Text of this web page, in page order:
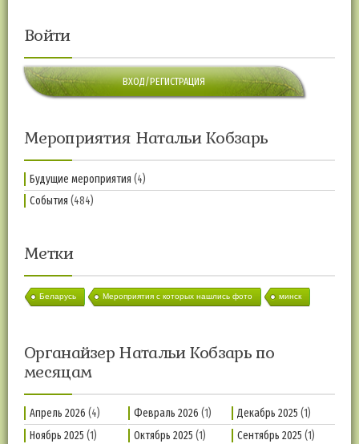
Войти
ВХОД/РЕГИСТРАЦИЯ
Мероприятия Натальи Кобзарь
Будущие мероприятия (4)
События (484)
Метки
Беларусь Мероприятия с которых нашлись фото минск
Органайзер Натальи Кобзарь по
месяцам
Апрель 2026 (4) Февраль 2026 (1) Декабрь 2025 (1)
Ноябрь 2025 (1) Октябрь 2025 (1) Сентябрь 2025 (1)